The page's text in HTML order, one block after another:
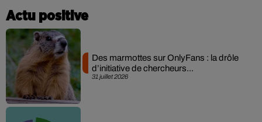
Actu positive
31 juillet 2026
Des marmottes sur OnlyFans : la drôle
d’initiative de chercheurs...